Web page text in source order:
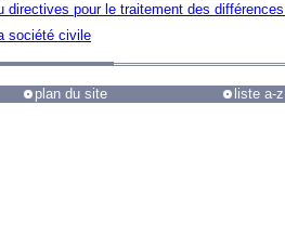
directives pour le traitement des
société civile
plan du site liste a-z